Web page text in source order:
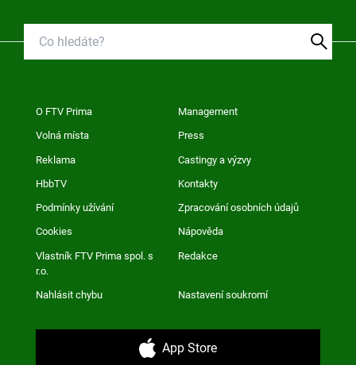
O FTV Prima Management
Volná místa Press
Reklama Castingy a výzvy
HbbTV Kontakty
Podmínky užívání Zpracování osobních údajů
Cookies Nápověda
Vlastník FTV Prima spol. s
r.o.
Redakce
Nahlásit chybu Nastavení soukromí
App Store